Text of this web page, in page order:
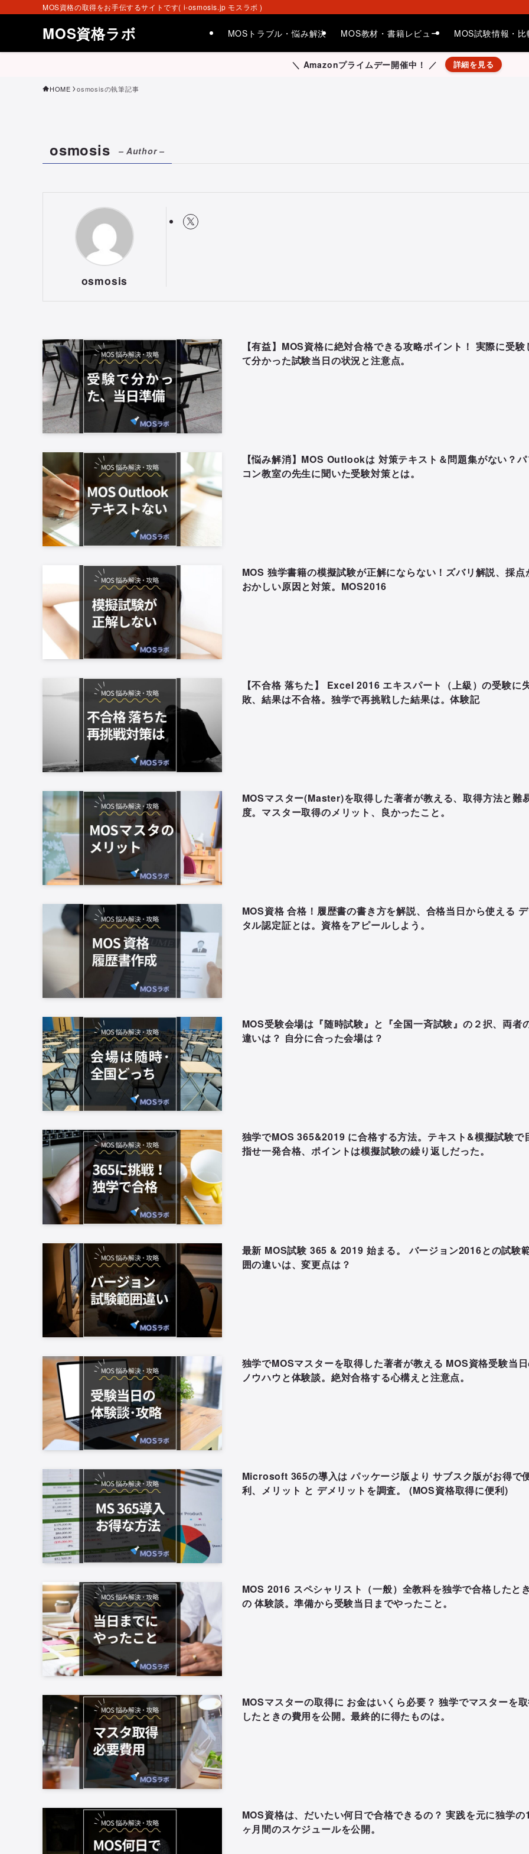
MOS資格の取得をお手伝するサイトです( i-osmosis.jp モスラボ )
MOS資格ラボ MOSトラブル・悩み解決 MOS教材・書籍レビュー MOS試験情報・比
＼ Amazonプライムデー開催中！ ／ 詳細を見る
HOME osmosisの執筆記事
osmosis – Author –
osmosis
【有益】MOS資格に絶対合格できる攻略ポイント！ 実際に受験
て分かった試験当日の状況と注意点。
【悩み解消】MOS Outlookは 対策テキスト＆問題集がない？
コン教室の先生に聞いた受験対策とは。
MOS 独学書籍の模擬試験が正解にならない！ズバリ解説、採点
おかしい原因と対策。MOS2016
【不合格 落ちた】 Excel 2016 エキスパート（上級）の受験に
敗、結果は不合格。独学で再挑戦した結果は。体験記
MOSマスター(Master)を取得した著者が教える、取得方法と難
度。マスター取得のメリット、良かったこと。
MOS資格 合格！履歴書の書き方を解説、合格当日から使える
タル認定証とは。資格をアピールしよう。
MOS受験会場は『随時試験』と『全国一斉試験』の２択、両者
違いは？ 自分に合った会場は？
独学でMOS 365&2019 に合格する方法。テキスト&模擬試験で
指せ一発合格、ポイントは模擬試験の繰り返しだった。
最新 MOS試験 365 & 2019 始まる。 バージョン2016との試験
囲の違いは、変更点は？
独学でMOSマスターを取得した著者が教える MOS資格受験当
ノウハウと体験談。絶対合格する心構えと注意点。
Microsoft 365の導入は パッケージ版より サブスク版がお得で
利、メリット と デメリットを調査。 (MOS資格取得に便利)
MOS 2016 スペシャリスト（一般）全教科を独学で合格したと
の 体験談。準備から受験当日までやったこと。
MOSマスターの取得に お金はいくら必要？ 独学でマスターを
したときの費用を公開。最終的に得たものは。
MOS資格は、だいたい何日で合格できるの？ 実践を元に独学の
ヶ月間のスケジュールを公開。